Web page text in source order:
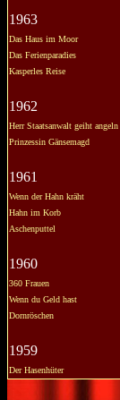
1963
Das Haus im Moor
Das Ferienparadies
Kasperles Reise
1962
Herr Staatsanwalt geiht angeln
Prinzessin Gänsemagd
1961
Wenn der Hahn kräht
Hahn im Korb
Aschenputtel
1960
360 Frauen
Wenn du Geld hast
Dornröschen
1959
Der Hasenhüter